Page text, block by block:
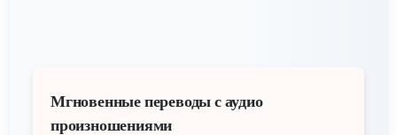
Мгновенные переводы с аудио
произношениями